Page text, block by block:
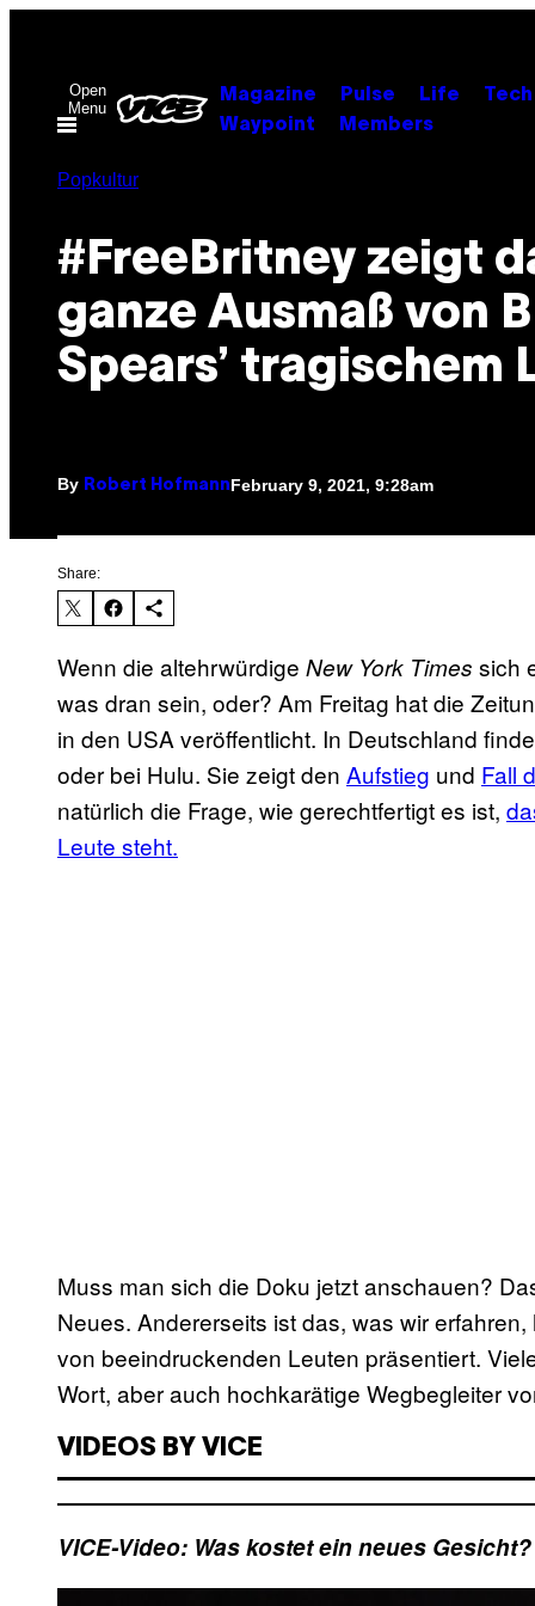
contentOpen
Menu
Magazine Pulse Life
Tech
Waypoint
Members
Popkultur
#FreeBritney zeigt
ganze Ausmaß von
Spears’ tragischem
By Robert HofmannFebruary 9, 2021, 9:28am
Share:
Wenn die altehrwürdige New York Times sich
was dran sein, oder? Am Freitag hat die
in den USA veröffentlicht. In Deutschland
oder bei Hulu. Sie zeigt den Aufstieg und Fall
natürlich die Frage, wie gerechtfertigt es ist,
Leute steht.
Muss man sich die Doku jetzt anschauen?
Neues. Andererseits ist das, was wir
von beeindruckenden Leuten präsentiert.
Wort, aber auch hochkarätige Wegbegleiter
VIDEOS BY VICE
VICE-Video: Was kostet ein neues Gesicht?